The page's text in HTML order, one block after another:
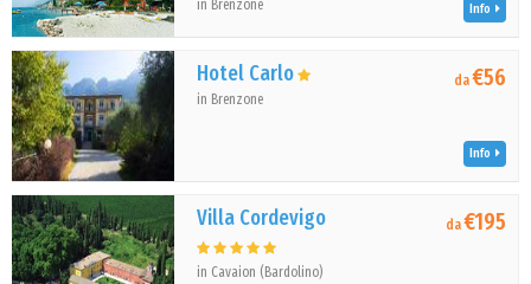
in Brenzone Info
Hotel Carlo
in Brenzone
da€56
Info
Villa Cordevigo
in Cavaion (Bardolino)
da€195